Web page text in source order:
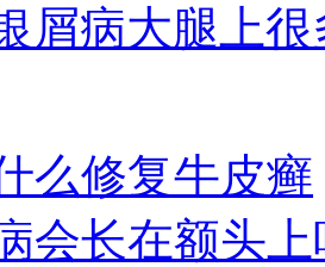
屑病大腿上
么修复牛皮癣
会长在额头上